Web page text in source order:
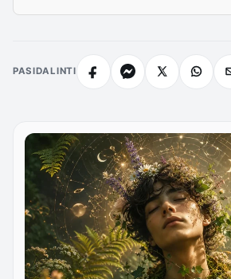
PASIDALINTI